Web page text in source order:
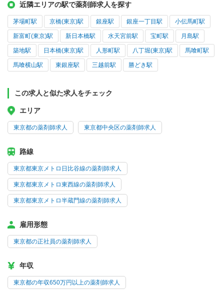
近隣エリアの駅で薬剤師求人を探す
茅場町駅 京橋(東京)駅 銀座駅 銀座一丁目駅 小伝馬町駅
新富町(東京)駅 新日本橋駅 水天宮前駅 宝町駅 月島駅
築地駅 日本橋(東京)駅 人形町駅 八丁堀(東京)駅 馬喰町駅
馬喰横山駅 東銀座駅 三越前駅 勝どき駅
この求人と似た求人をチェック
エリア
東京都の薬剤師求人 東京都中央区の薬剤師求人
路線
東京都東京メトロ日比谷線の薬剤師求人
東京都東京メトロ東西線の薬剤師求人
東京都東京メトロ半蔵門線の薬剤師求人
雇用形態
東京都の正社員の薬剤師求人
年収
東京都の年収650万円以上の薬剤師求人